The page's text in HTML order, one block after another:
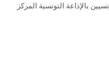
النقابة الوطنية للصّحفيين التونسيين بالإذاعة التونسية المركز